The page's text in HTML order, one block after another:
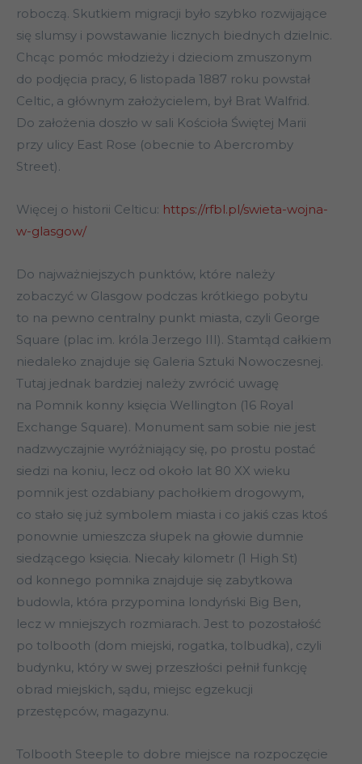
roboczą. Skutkiem migracji było szybko rozwijające
się slumsy i powstawanie licznych biednych dzielnic.
Chcąc pomóc młodzieży i dzieciom zmuszonym
do podjęcia pracy, 6 listopada 1887 roku powstał
Celtic, a głównym założycielem, był Brat Walfrid.
Do założenia doszło w sali Kościoła Świętej Marii
przy ulicy East Rose (obecnie to Abercromby
Street).
Więcej o historii Celticu: https://rfbl.pl/swieta-wojna-
w-glasgow/
Do najważniejszych punktów, które należy
zobaczyć w Glasgow podczas krótkiego pobytu
to na pewno centralny punkt miasta, czyli George
Square (plac im. króla Jerzego III). Stamtąd całkiem
niedaleko znajduje się Galeria Sztuki Nowoczesnej.
Tutaj jednak bardziej należy zwrócić uwagę
na Pomnik konny księcia Wellington (16 Royal
Exchange Square). Monument sam sobie nie jest
nadzwyczajnie wyróżniający się, po prostu postać
siedzi na koniu, lecz od około lat 80 XX wieku
pomnik jest ozdabiany pachołkiem drogowym,
co stało się już symbolem miasta i co jakiś czas ktoś
ponownie umieszcza słupek na głowie dumnie
siedzącego księcia. Niecały kilometr (1 High St)
od konnego pomnika znajduje się zabytkowa
budowla, która przypomina londyński Big Ben,
lecz w mniejszych rozmiarach. Jest to pozostałość
po tolbooth (dom miejski, rogatka, tolbudka), czyli
budynku, który w swej przeszłości pełnił funkcję
obrad miejskich, sądu, miejsc egzekucji
przestępców, magazynu.
Tolbooth Steeple to dobre miejsce na rozpoczęcie